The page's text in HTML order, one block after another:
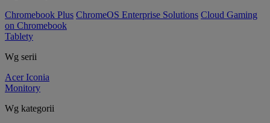
Chromebook Plus ChromeOS Enterprise Solutions Cloud Gaming
on Chromebook
Tablety
Wg serii
Acer Iconia
Monitory
Wg kategorii